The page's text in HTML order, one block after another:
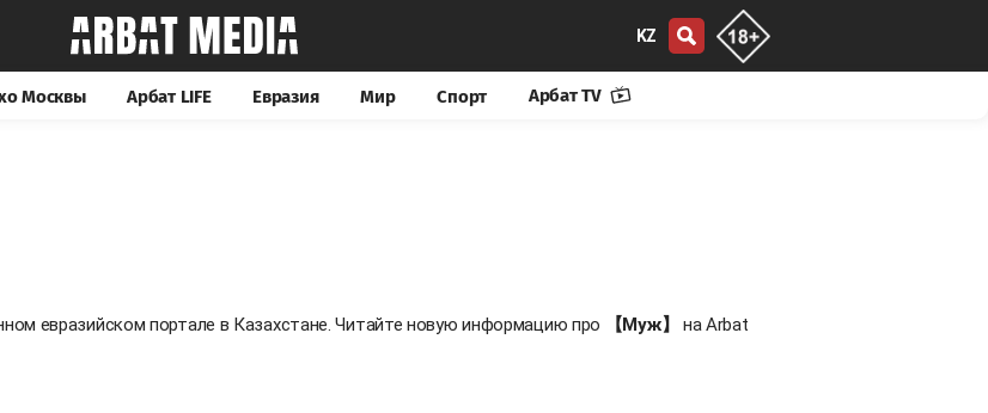
KZ
Москвы Арбат LIFE Евразия Мир Спорт Арбат TV
евразийском портале в Казахстане. Читайте новую информацию про 【Муж】
на Arbat